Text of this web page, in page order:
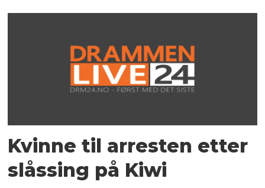
Kvinne til arresten etter
slåssing på Kiwi